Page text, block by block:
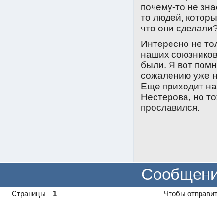
почему-то не
то людей,
что они
Интересно не
наших
были. Я вот
сожалению уже
Еще приходит
Нестерова, но
прославился.
Страницы 1 Чтобы